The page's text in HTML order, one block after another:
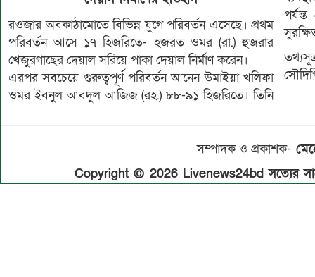
রওজার অবকাঠামোতে বিভিন্ন যুগে পরিবর্তন এসেছে। প্রথম
পরিবর্তন আসে ১৭ হিজরিতে- হজরত ওমর (রা.) হুজরার
খেজুরগাছের দেয়াল সরিয়ে পাকা দেয়াল নির্মাণ করেন।
এরপর সবচেয়ে গুরুত্বপূর্ণ পরিবর্তন আনেন উমাইয়া খলিফা
ওমর ইবনুল আবদুল আজিজ (রহ.) ৮৮-৯১ হিজরিতে। তিনি
সম্পাদক ও প্রকাশক-
Copyright © 2026 Livenews24bd সত্যের